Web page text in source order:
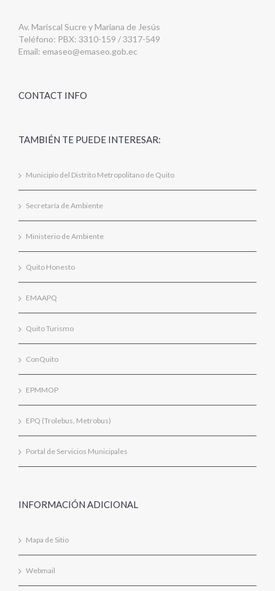
Av. Mariscal Sucre y Mariana de Jesús
Teléfono: PBX: 3310-159 / 3317-549
Email: emaseo@emaseo.gob.ec
CONTACT INFO
TAMBIÉN TE PUEDE INTERESAR:
Municipio del Distrito Metropolitano de Quito
Secretaría de Ambiente
Ministerio de Ambiente
Quito Honesto
EMAAPQ
Quito Turismo
ConQuito
EPMMOP
EPQ (Trolebus, Metrobus)
Portal de Servicios Municipales
INFORMACIÓN ADICIONAL
Mapa de Sitio
Webmail